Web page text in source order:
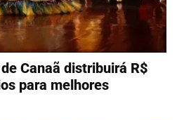
Canaã distribuirá R$
para melhores